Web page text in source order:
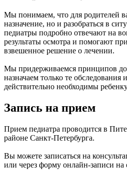
Мы понимаем, что для родителей
назначение, но и разобраться в
педиатры подробно отвечают на
результаты осмотра и помогают
взвешенное решение о лечении.
Мы придерживаемся принципов
назначаем только те обследования
действительно необходимы
Запись на прием
Прием педиатра проводится в
районе Санкт-Петербурга.
Вы можете записаться на
или через форму онлайн-записи на